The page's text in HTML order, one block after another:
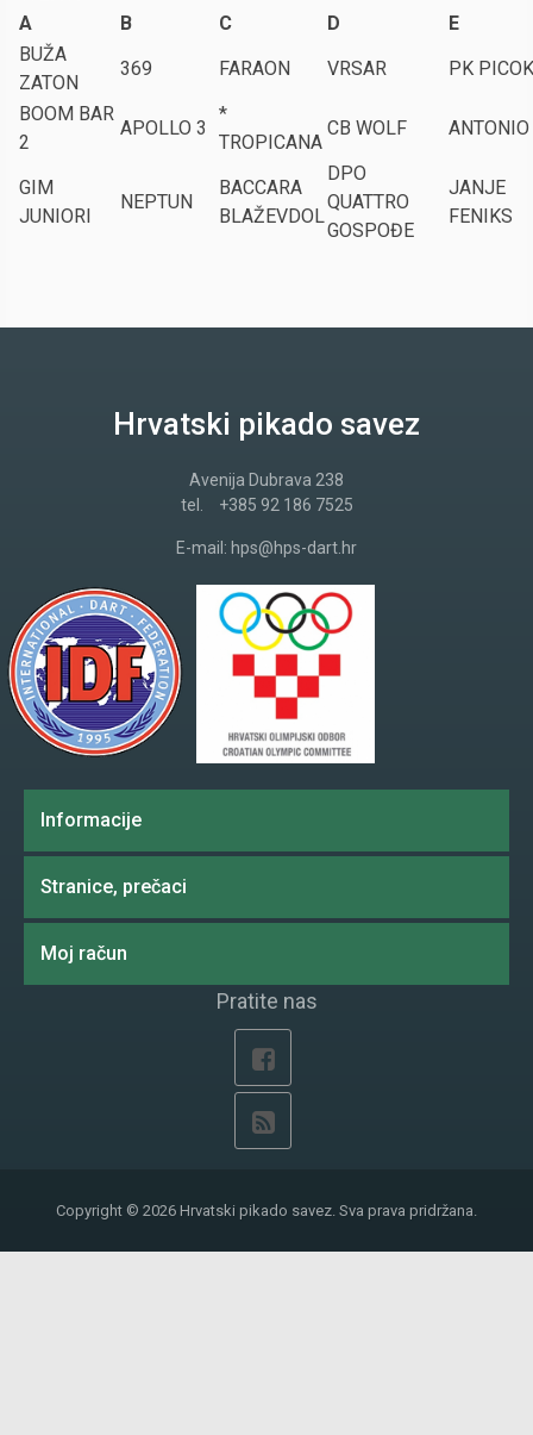
A
B C D
E
BUŽA
ZATON
369 FARAON VRSAR
PK PICOK
BOOM BAR
2
APOLLO 3
*
TROPICANA
CB WOLF ANTONIO
GIM
JUNIORI
NEPTUN
BACCARA
BLAŽEVDOL
DPO
QUATTRO
GOSPOĐE
JANJE
FENIKS
Hrvatski pikado savez
Avenija Dubrava 238
tel.
+385 92 186 7525
E-mail: hps@hps-dart.hr
Informacije
Stranice, prečaci
Moj račun
Pratite nas
Copyright © 2026 Hrvatski pikado savez. Sva prava pridržana.